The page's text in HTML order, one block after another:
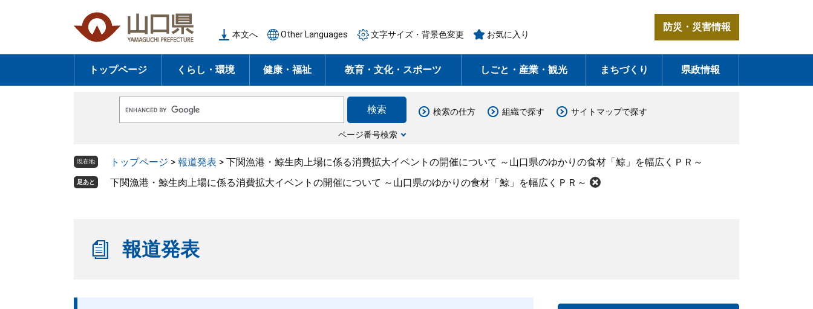
の
頭
ー
飛
本文へ Other Languages 文字サイズ・背景色変更 お気に入り
防災・災害情報
トップページ くらし・環境 健康・福祉 教育・文化・スポーツ しごと・産業・観光 まちづくり 県政情報
o
e
ス
ページ番号検索
検索の仕方 組織で探す サイトマップで探す
現在地 トップページ > 報道発表 > 下関漁港・鯨生肉上場に係る消費拡大イベントの開催について ～山口県のゆかりの食材「鯨」を幅広くＰＲ～
足あと 下関漁港・鯨生肉上場に係る消費拡大イベントの開催について ～山口県のゆかりの食材「鯨」を幅広くＰＲ～
報道発表